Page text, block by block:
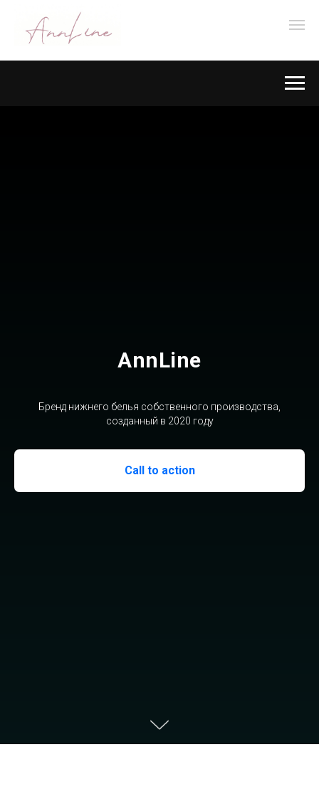
AnnLine
Бренд нижнего белья собственного производства,
созданный в 2020 году
Call to action